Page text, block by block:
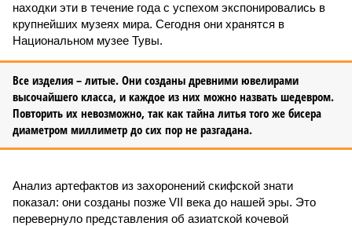
находки эти в течение года с успехом экспонировались в
крупнейших музеях мира. Сегодня они хранятся в
Национальном музее Тувы.
Все изделия – литые. Они созданы древними ювелирами
высочайшего класса, и каждое из них можно назвать шедевром.
Повторить их невозможно, так как тайна литья того же бисера
диаметром миллиметр до сих пор не разгадана.
Анализ артефактов из захоронений скифской знати
показал: они созданы позже VII века до нашей эры. Это
перевернуло представления об азиатской кочевой